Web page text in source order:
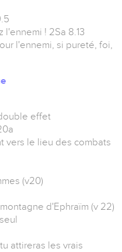
! 2Sa 8.13
l'ennemi, si pureté, foi,
effet
vers le lieu des combats
(v20)
d'Ephraïm (v 22)
attireras les vrais